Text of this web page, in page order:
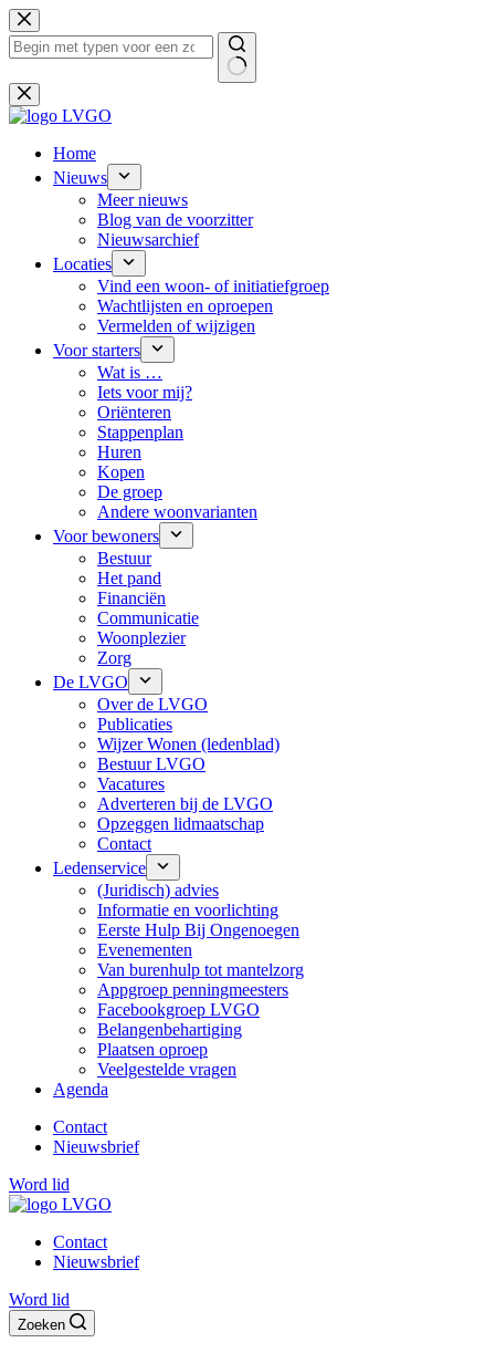
Ga
naar
de
Geen
resultaten
Home
Nieuws
Meer nieuws
Blog van de voorzitter
Nieuwsarchief
Locaties
Vind een woon- of initiatiefgroep
Wachtlijsten en oproepen
Vermelden of wijzigen
Voor starters
Wat is …
Iets voor mij?
Oriënteren
Stappenplan
Huren
Kopen
De groep
Andere woonvarianten
Voor bewoners
Bestuur
Het pand
Financiën
Communicatie
Woonplezier
Zorg
De LVGO
Over de LVGO
Publicaties
Wijzer Wonen (ledenblad)
Bestuur LVGO
Vacatures
Adverteren bij de LVGO
Opzeggen lidmaatschap
Contact
Ledenservice
(Juridisch) advies
Informatie en voorlichting
Eerste Hulp Bij Ongenoegen
Evenementen
Van burenhulp tot mantelzorg
Appgroep penningmeesters
Facebookgroep LVGO
Belangenbehartiging
Plaatsen oproep
Veelgestelde vragen
Agenda
Contact
Nieuwsbrief
Word lid
Contact
Nieuwsbrief
Word lid
Zoeken